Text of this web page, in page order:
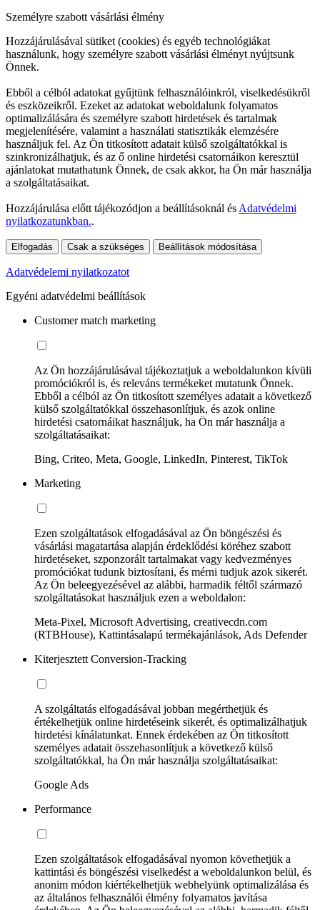
Személyre szabott vásárlási élmény
Hozzájárulásával sütiket (cookies) és egyéb technológiákat
használunk, hogy személyre szabott vásárlási élményt nyújtsunk
Önnek.
Ebből a célból adatokat gyűjtünk felhasználóinkról, viselkedésükről
és eszközeikről. Ezeket az adatokat weboldalunk folyamatos
optimalizálására és személyre szabott hirdetések és tartalmak
megjelenítésére, valamint a használati statisztikák elemzésére
használjuk fel. Az Ön titkosított adatait külső szolgáltatókkal is
szinkronizálhatjuk, és az ő online hirdetési csatornáikon keresztül
ajánlatokat mutathatunk Önnek, de csak akkor, ha Ön már használja
a szolgáltatásaikat.
Hozzájárulása előtt tájékozódjon a beállításoknál és Adatvédelmi
nyilatkozatunkban..
Elfogadás Csak a szükséges Beállítások módosítása
Adatvédelemi nyilatkozatot
Egyéni adatvédelmi beállítások
Customer match marketing
Az Ön hozzájárulásával tájékoztatjuk a weboldalunkon kívüli
promóciókról is, és releváns termékeket mutatunk Önnek.
Ebből a célból az Ön titkosított személyes adatait a következő
külső szolgáltatókkal összehasonlítjuk, és azok online
hirdetési csatornáikat használjuk, ha Ön már használja a
szolgáltatásaikat:
Bing, Criteo, Meta, Google, LinkedIn, Pinterest, TikTok
Marketing
Ezen szolgáltatások elfogadásával az Ön böngészési és
vásárlási magatartása alapján érdeklődési köréhez szabott
hirdetéseket, szponzorált tartalmakat vagy kedvezményes
promóciókat tudunk biztosítani, és mérni tudjuk azok sikerét.
Az Ön beleegyezésével az alábbi, harmadik féltől származó
szolgáltatásokat használjuk ezen a weboldalon:
Meta-Pixel, Microsoft Advertising, creativecdn.com
(RTBHouse), Kattintásalapú termékajánlások, Ads Defender
Kiterjesztett Conversion-Tracking
A szolgáltatás elfogadásával jobban megérthetjük és
értékelhetjük online hirdetéseink sikerét, és optimalizálhatjuk
hirdetési kínálatunkat. Ennek érdekében az Ön titkosított
személyes adatait összehasonlítjuk a következő külső
szolgáltatókkal, ha Ön már használja szolgáltatásaikat:
Google Ads
Performance
Ezen szolgáltatások elfogadásával nyomon követhetjük a
kattintási és böngészési viselkedést a weboldalunkon belül, és
anonim módon kiértékelhetjük webhelyünk optimalizálása és
az általános felhasználói élmény folyamatos javítása